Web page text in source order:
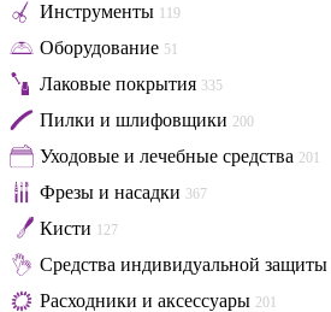
Инструменты 119
Оборудование 51
Лаковые покрытия 335
Пилки и шлифовщики 200
Уходовые и лечебные средства 201
Фрезы и насадки 367
Кисти 127
Средства индивидуальной защиты
Расходники и аксессуары 201